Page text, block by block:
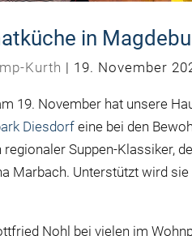
in
Kurth | 19. November
19. November hat unsere
Diesdorfeine bei den
regionaler Suppen-Klassiker,
Marbach. Unterstützt wird
Nohl bei vielen im